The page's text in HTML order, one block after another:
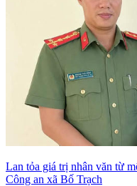
Lan tỏa giá trị nhân văn từ
Công an xã Bố Trạch